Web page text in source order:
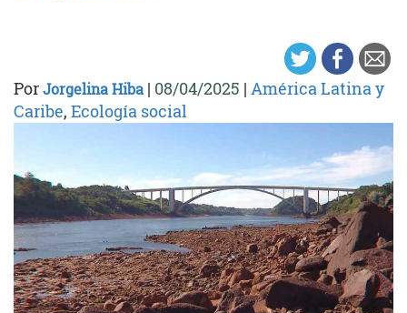
PorJorgelina Hiba | 08/04/2025 | América Latina y
Caribe, Ecología social